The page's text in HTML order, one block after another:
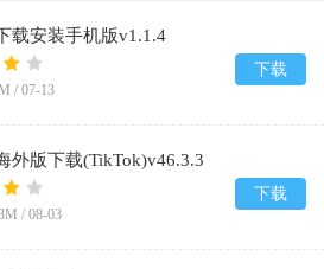
载安装手机版v1.1.4
/ 07-13
下载
外版下载(TikTok)v46.3.3
/ 08-03
下载